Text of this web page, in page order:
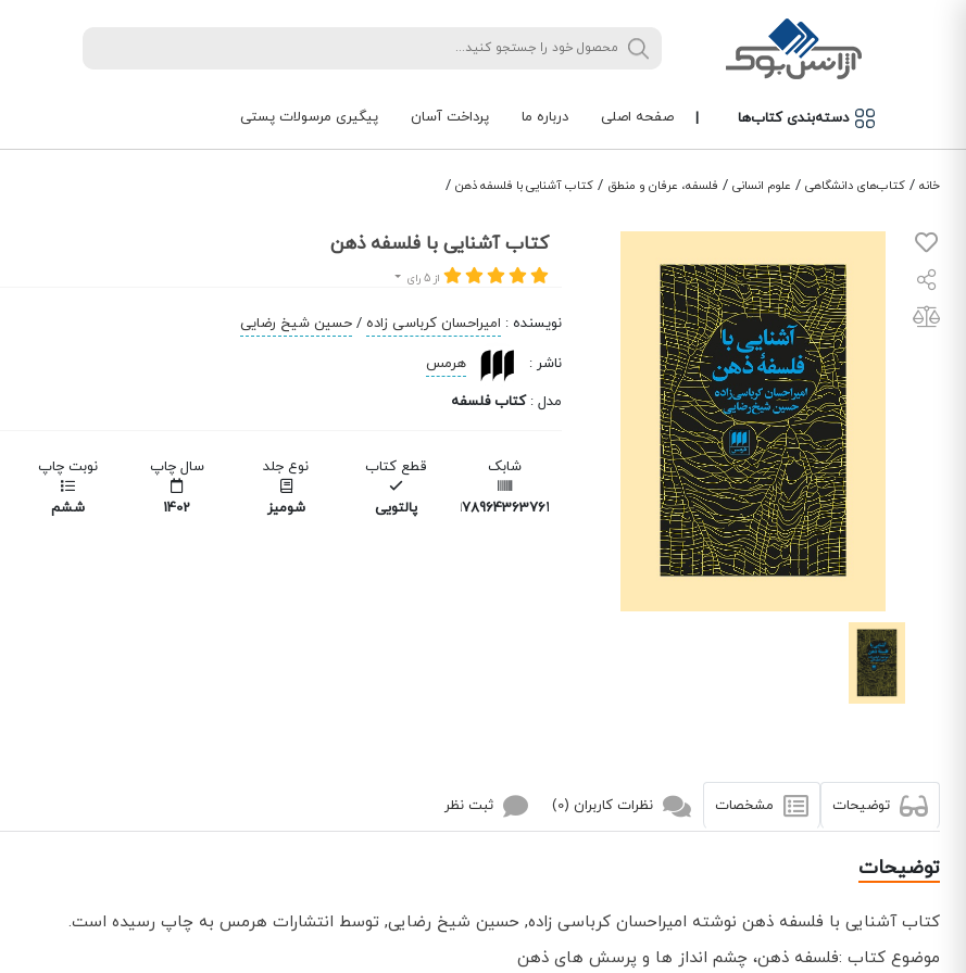
دسته‌بندی کتاب‌ها | صفحه اصلی درباره ما پرداخت آسان پیگیری مرسولات پستی
خانه / کتاب‌های دانشگاهی / علوم انسانی / فلسفه، عرفان و منطق / کتاب آشنایی با فلسفه ذهن /
کتاب آشنایی با فلسفه ذهن
از 5 رای
نویسنده : امیراحسان کرباسی زاده / حسین شیخ رضایی
ناشر :
هرمس
مدل :کتاب فلسفه
شابک
9789643637611
قطع کتاب
پالتویی
نوع جلد
شومیز
سال چاپ
1402
نوبت چاپ
ششم
توضیحات مشخصات نظرات کاربران (0) ثبت نظر
توضیحات
کتاب آشنایی با فلسفه ذهن نوشته امیراحسان کرباسی زاده, حسین شیخ رضایی, توسط انتشارات هرمس به چاپ رسیده است.
موضوع کتاب :فلسفه ذهن، چشم انداز ها و پرسش های ذهن